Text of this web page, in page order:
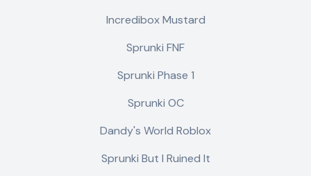
Incredibox Mustard
Sprunki FNF
Sprunki Phase 1
Sprunki OC
Dandy's World Roblox
Sprunki But I Ruined It